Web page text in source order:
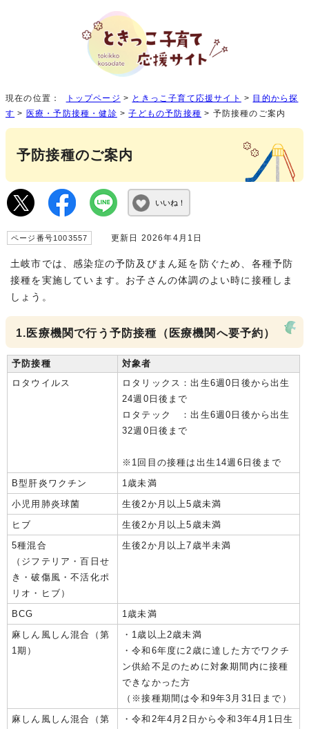
現在の位置： トップページ > ときっこ子育て応援サイト > 目的から探
す > 医療・予防接種・健診 >子どもの予防接種 > 予防接種のご案内
予防接種のご案内
いいね！
ページ番号1003557 更新日 2026年4月1日
土岐市では、感染症の予防及びまん延を防ぐため、各種予防
接種を実施しています。お子さんの体調のよい時に接種しま
しょう。
1.医療機関で行う予防接種（医療機関へ要予約）
予防接種
対象者
ロタウイルス
ロタリックス：出生6週0日後から出生
24週0日後まで
ロタテック ：出生6週0日後から出生
32週0日後まで
※1回目の接種は出生14週6日後まで
B型肝炎ワクチン
1歳未満
小児用肺炎球菌
生後2か月以上5歳未満
ヒブ
生後2か月以上5歳未満
5種混合
（ジフテリア・百日せ
き・破傷風・不活化ポ
リオ・ヒブ）
生後2か月以上7歳半未満
BCG
1歳未満
麻しん風しん混合（第
1期）
・1歳以上2歳未満
・令和6年度に2歳に達した方でワクチ
ン供給不足のために対象期間内に接種
できなかった方
（※接種期間は令和9年3月31日まで）
麻しん風しん混合（第
・令和2年4月2日から令和3年4月1日生